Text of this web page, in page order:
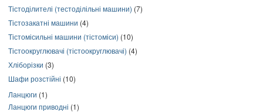
Тістоділителі (тестоділільні машини) (7)
Тістозакатні машини (4)
Тістомісильні машини (тістоміси) (10)
Тістоокруглювачі (тістоокруглювачі) (4)
Хліборізки (3)
Шафи розстійні (10)
Ланцюги (1)
Ланцюги приводні (1)